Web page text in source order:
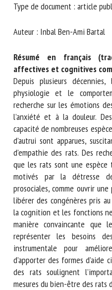
Type de document : article
Auteur : Inbal Ben-Ami Bartal
Résumé en français
affectives et cognitives
Depuis plusieurs
physiologie et le
recherche sur les émotions
l’anxiété et à la douleur. Des
capacité de nombreuses
affectifs d’autrui sont
capacités d’empathie des
démontré que les rats sont
qu’ils sont motivés par la
actions prosociales, comme
chaîne pour libérer des
études sur l’affect, la
des rats montrent de
sont capables de se
d’agir de manière
être, et donc d’apporter
capacités complexes des
d’intégrer de nouvelles
Veuillez remplir le formulaire ci-
Nom *
Prénom *
Organisme *
E-mail *
En soumettant ce
informations saisies soient
relation avec le CNR BEA. *
Les champs suivis de * sont